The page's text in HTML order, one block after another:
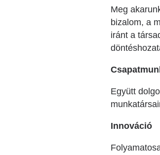
Meg
bizalom, a
iránt a
Együtt
Innováció